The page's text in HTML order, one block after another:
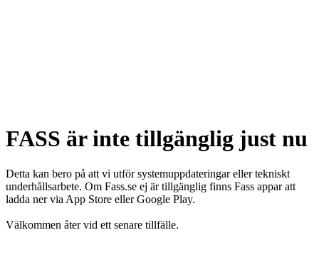
FASS är inte tillgänglig just nu
Detta kan bero på att vi utför systemuppdateringar eller tekniskt
underhållsarbete. Om Fass.se ej är tillgänglig finns Fass appar att
ladda ner via App Store eller Google Play.
Välkommen åter vid ett senare tillfälle.